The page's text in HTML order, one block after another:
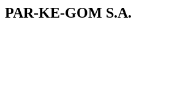
PAR-KE-GOM S.A.